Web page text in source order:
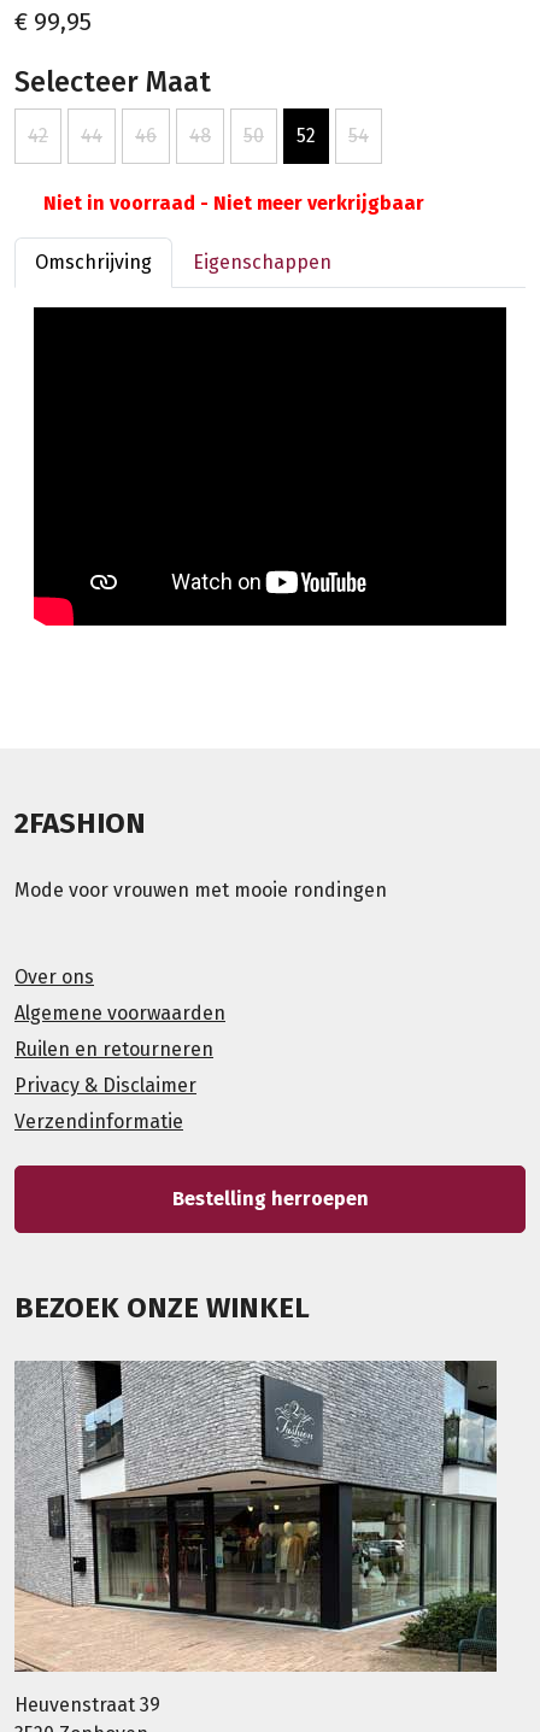
€ 99,95
Selecteer Maat
42 44 46 48 50 52 54
Niet in voorraad - Niet meer verkrijgbaar
Omschrijving Eigenschappen
2FASHION
Mode voor vrouwen met mooie rondingen
Over ons
Algemene voorwaarden
Ruilen en retourneren
Privacy & Disclaimer
Verzendinformatie
Bestelling herroepen
BEZOEK ONZE WINKEL
Heuvenstraat 39